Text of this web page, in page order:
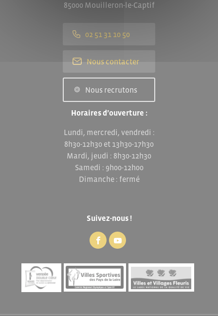
85000 Mouilleron-le-Captif
02 51 31 10 50
Nous contacter
Nous recrutons
Horaires d’ouverture :
Lundi, mercredi, vendredi :
8h30-12h30 et 13h30-17h30
Mardi, jeudi : 8h30-12h30
Samedi : 9h00-12h00
Dimanche : fermé
Suivez-nous !